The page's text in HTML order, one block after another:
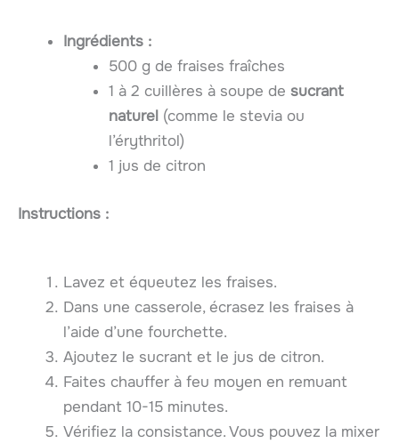
Ingrédients :
500 g de fraises fraîches
1 à 2 cuillères à soupe de sucrant
naturel (comme le stevia ou
l’érythritol)
1 jus de citron
Instructions :
Lavez et équeutez les fraises.
Dans une casserole, écrasez les fraises à
l’aide d’une fourchette.
Ajoutez le sucrant et le jus de citron.
Faites chauffer à feu moyen en remuant
pendant 10-15 minutes.
Vérifiez la consistance. Vous pouvez la mixer